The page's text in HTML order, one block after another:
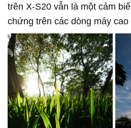
trên X-S20 vẫn là một cảm
chứng trên các dòng máy